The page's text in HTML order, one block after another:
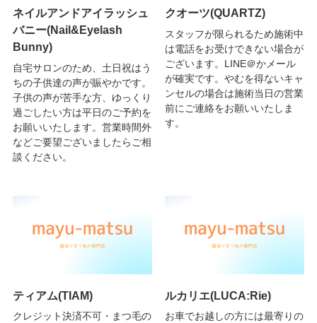
ネイルアンドアイラッシュ
バニー(Nail&Eyelash
Bunny)
自宅サロンのため、土日祝はう
ちの子供達の声が賑やかです。
子供の声が苦手な方、ゆっくり
過ごしたい方は平日のご予約を
お願いいたします。営業時間外
などご要望ございましたらご相
談ください。
クオーツ(QUARTZ)
スタッフが限られるため施術中
は電話をお受けできない場合が
ございます。LINE＠かメール
が確実です。やむを得ないキャ
ンセルの場合は施術当日の営業
前にご連絡をお願いいたしま
す。
ティアム(TIAM)
クレジット決済不可・まつ毛の
ルカリエ(LUCA:Rie)
お車でお越しの方には最寄りの